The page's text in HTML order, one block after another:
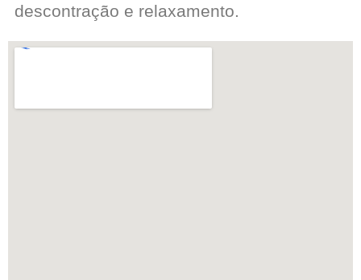
descontração e relaxamento.